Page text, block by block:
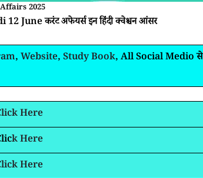
2025
June करंट अफेयर्स इन हिंदी क्वेश्चन आंसर
, Website, Study Book, All Social Medio से
Here
k Here
Here